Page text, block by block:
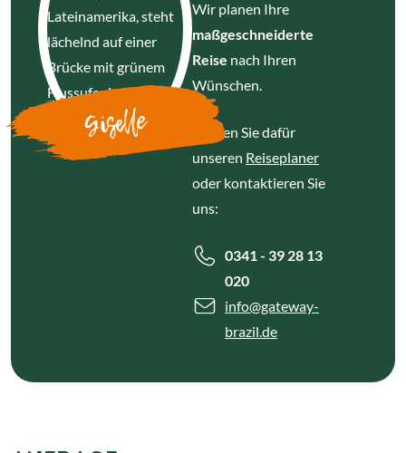
Giselle
Wir planen Ihre
maßgeschneiderte
Reise nach Ihren
Wünschen.
Nutzen Sie dafür
unseren Reiseplaner
oder kontaktieren Sie
uns:
0341 - 39 28 13
020
info@gateway-
brazil.de